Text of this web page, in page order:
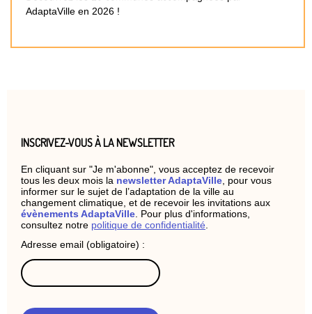
AdaptaVille en 2026 !
INSCRIVEZ-VOUS À LA NEWSLETTER
En cliquant sur "Je m'abonne", vous acceptez de recevoir
tous les deux mois la newsletter AdaptaVille , pour vous
informer sur le sujet de l’adaptation de la ville au
changement climatique, et de recevoir les invitations aux
évènements AdaptaVille . Pour plus d'informations,
consultez notre politique de confidentialité
Adresse email (obligatoire) :